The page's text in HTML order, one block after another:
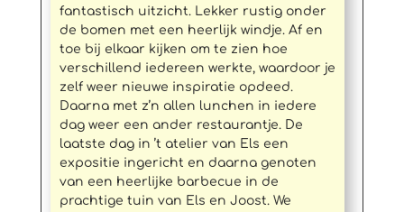
fantastisch uitzicht. Lekker rustig onder
de bomen met een heerlijk windje. Af en
toe bij elkaar kijken om te zien hoe
verschillend iedereen werkte, waardoor je
zelf weer nieuwe inspiratie opdeed.
Daarna met z’n allen lunchen in iedere
dag weer een ander restaurantje. De
laatste dag in ’t atelier van Els een
expositie ingericht en daarna genoten
van een heerlijke barbecue in de
prachtige tuin van Els en Joost. We